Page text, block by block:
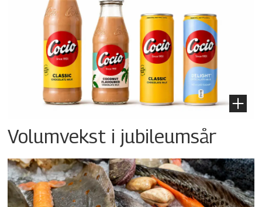
Volumvekst i jubileumsår